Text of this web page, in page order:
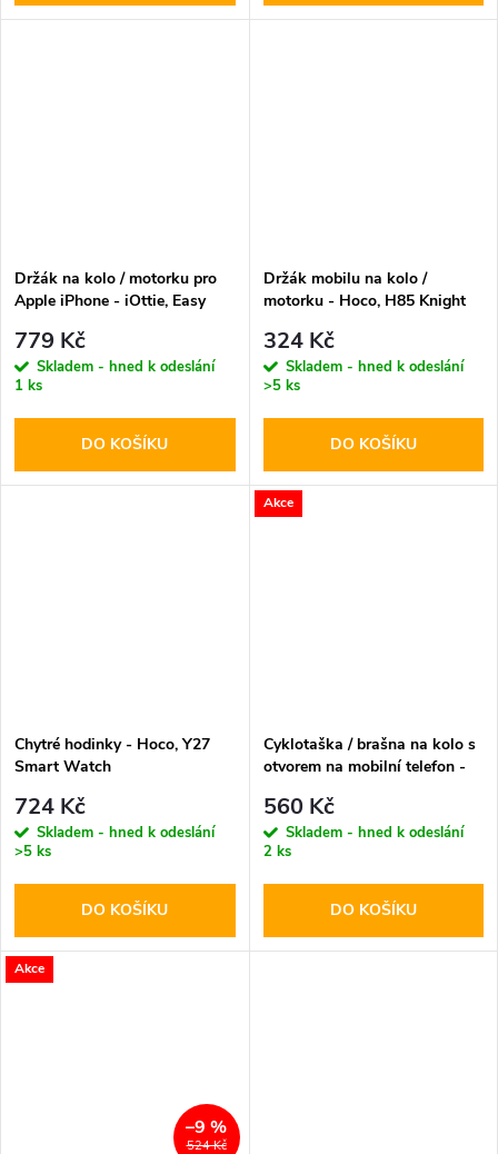
Držák na kolo / motorku pro
Apple iPhone - iOttie, Easy
779 Kč
Skladem - hned k odeslání
1 ks
DO KOŠÍKU
Držák mobilu na kolo /
motorku - Hoco, H85 Knight
324 Kč
Skladem - hned k odeslání
>5 ks
DO KOŠÍKU
Chytré hodinky - Hoco, Y27
Smart Watch
724 Kč
Skladem - hned k odeslání
>5 ks
DO KOŠÍKU
Akce
Cyklotaška / brašna na kolo s
otvorem na mobilní telefon -
560 Kč
Skladem - hned k odeslání
2 ks
DO KOŠÍKU
Akce
524 Kč
–9 %